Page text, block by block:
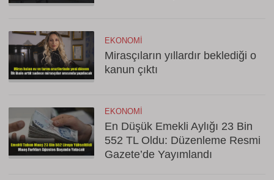
EKONOMI
Mirasçıların yıllardır beklediği o
kanun çıktı
EKONOMI
En Düşük Emekli Aylığı 23 Bin
552 TL Oldu: Düzenleme Resmi
Gazete’de Yayımlandı